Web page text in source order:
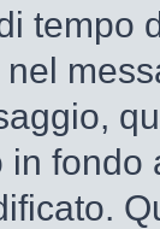
tempo
nel
in fondo